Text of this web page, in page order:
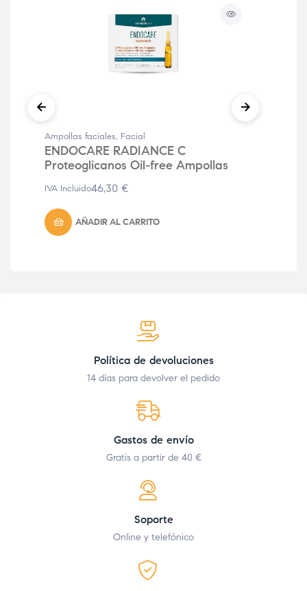
Ampollas faciales, Facial
ENDOCARE RADIANCE C
Proteoglicanos Oil-free Ampollas
46,30 €
IVA Incluido
AÑADIR AL CARRITO
Política de devoluciones
14 días para devolver el pedido
Gastos de envío
Gratis a partir de 40 €
Soporte
Online y telefónico